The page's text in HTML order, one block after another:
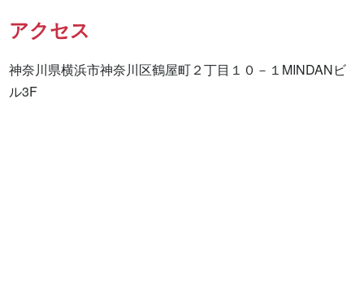
アクセス
神奈川県横浜市神奈川区鶴屋町２丁目１０－１MINDANビ
ル3F